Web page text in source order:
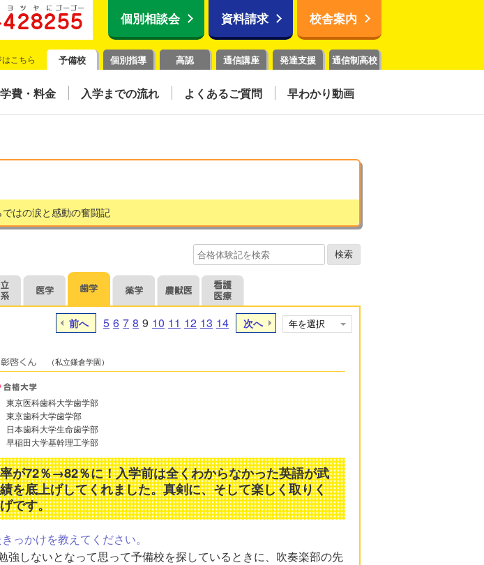
個別相談会 資料請求 校舎案内
こちら 予備校 個別指導 高認 通信講座 発達支援 通信制高校
学費・料金 入学までの流れ よくあるご質問 早わかり動画
はの涙と感動の奮闘記
前へ 5 6 7 8 9 10 11 12 13 14 次へ
（私立鎌倉学園）
東京医科歯科大学歯学部
東京歯科大学歯学部
日本歯科大学生命歯学部
早稲田大学基幹理工学部
が72％→82％に！入学前は全くわからなかった英語が武
を底上げしてくれました。真剣に、そして楽しく取りく
です。
っかけを教えてください。
強しないとなって思って予備校を探しているときに、吹奏楽部の先